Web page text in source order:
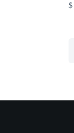
$